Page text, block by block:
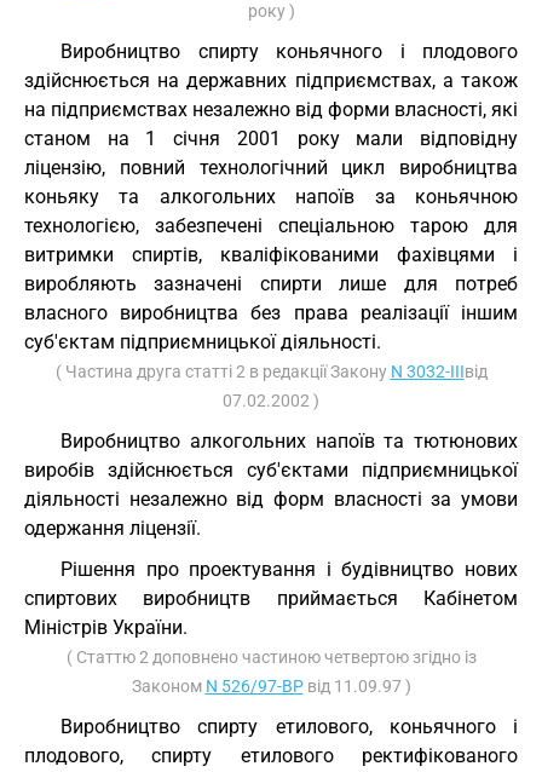
року )
Виробництво спирту коньячного і плодового
здійснюється на державних підприємствах, а також
на підприємствах незалежно від форми власності, які
станом на 1 січня 2001 року мали відповідну
ліцензію, повний технологічний цикл виробництва
коньяку та алкогольних напоїв за коньячною
технологією, забезпечені спеціальною тарою для
витримки спиртів, кваліфікованими фахівцями і
виробляють зазначені спирти лише для потреб
власного виробництва без права реалізації іншим
суб'єктам підприємницької діяльності.
( Частина друга статті 2 в редакції Закону N 3032-IIIвід
07.02.2002 )
Виробництво алкогольних напоїв та тютюнових
виробів здійснюється суб'єктами підприємницької
діяльності незалежно від форм власності за умови
одержання ліцензії.
Рішення про проектування і будівництво нових
спиртових виробництв приймається Кабінетом
Міністрів України.
( Статтю 2 доповнено частиною четвертою згідно із
Законом N 526/97-ВРвід 11.09.97 )
Виробництво спирту етилового, коньячного і
плодового, спирту етилового ректифікованого